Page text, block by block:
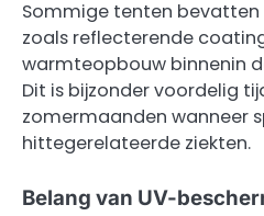
Sommige tenten bevatten
zoals reflecterende
warmteopbouw binnenin
Dit is bijzonder voordelig
zomermaanden wanneer
hittegerelateerde ziekten.
Belang van UV-